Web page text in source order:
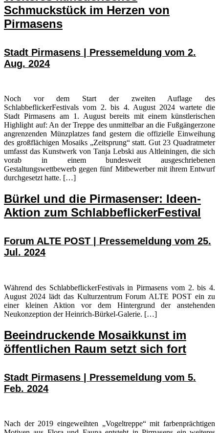
Schmuckstück im Herzen von
Pirmasens
Stadt Pirmasens | Pressemeldung vom 2.
Aug. 2024
Noch vor dem Start der zweiten Auflage des
SchlabbeflickerFestivals vom 2. bis 4. August 2024 wartete die
Stadt Pirmasens am 1. August bereits mit einem künstlerischen
Highlight auf: An der Treppe des unmittelbar an die Fußgängerzone
angrenzenden Münzplatzes fand gestern die offizielle Einweihung
des großflächigen Mosaiks „Zeitsprung“ statt. Gut 23 Quadratmeter
umfasst das Kunstwerk von Tanja Lebski aus Altleiningen, die sich
vorab in einem bundesweit ausgeschriebenen
Gestaltungswettbewerb gegen fünf Mitbewerber mit ihrem Entwurf
durchgesetzt hatte. […]
Bürkel und die Pirmasenser: Ideen-
Aktion zum SchlabbeflickerFestival
Forum ALTE POST | Pressemeldung vom 25.
Jul. 2024
Während des SchlabbeflickerFestivals in Pirmasens vom 2. bis 4.
August 2024 lädt das Kulturzentrum Forum ALTE POST ein zu
einer kleinen Aktion vor dem Hintergrund der anstehenden
Neukonzeption der Heinrich-Bürkel-Galerie. […]
Beeindruckende Mosaikkunst im
öffentlichen Raum setzt sich fort
Stadt Pirmasens | Pressemeldung vom 5.
Feb. 2024
Nach der 2019 eingeweihten „Vogeltreppe“ mit farbenprächtigen